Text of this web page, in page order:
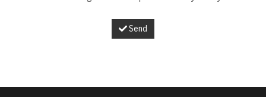
Send